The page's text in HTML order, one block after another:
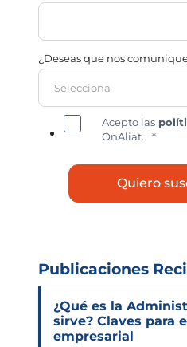
¿Deseas que nos
Acepto las
OnAliat.
*
Publicaciones
¿Qué es la
sirve? Claves para
empresarial